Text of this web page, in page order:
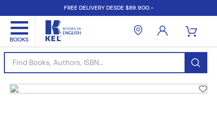
FREE DELIVERY DESDE $89.900.-
Find Books, Authors, ISBN...